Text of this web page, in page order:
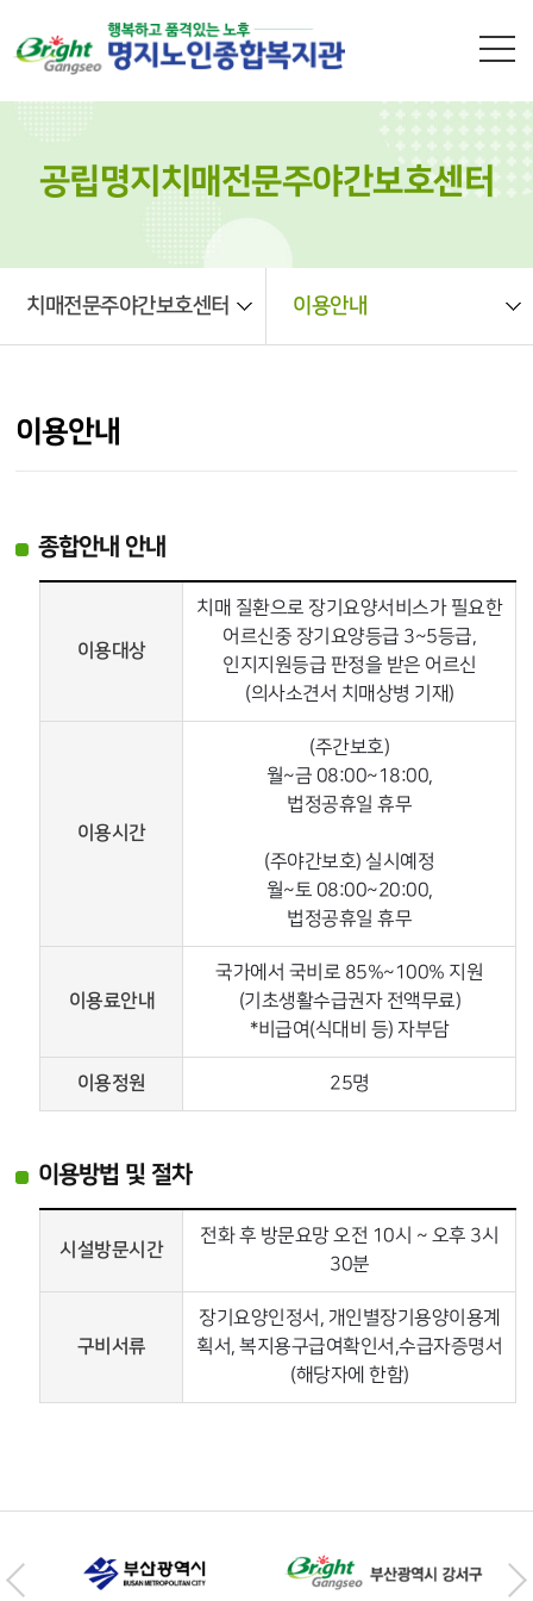
공립명지치매전문주야간보호센터
치매전문주야간보호센터 이용안내
이용안내
종합안내 안내
이용대상
치매 질환으로 장기요양서비스가 필요한
어르신중 장기요양등급 3~5등급,
인지지원등급 판정을 받은 어르신
(의사소견서 치매상병 기재)
이용시간
(주간보호)
월~금 08:00~18:00,
법정공휴일 휴무
(주야간보호) 실시예정
월~토 08:00~20:00,
법정공휴일 휴무
이용료안내
국가에서 국비로 85%~100% 지원
(기초생활수급권자 전액무료)
*비급여(식대비 등) 자부담
이용정원 25명
이용방법 및 절차
시설방문시간
전화 후 방문요망 오전 10시 ~ 오후 3시
30분
구비서류
장기요양인정서, 개인별장기용양이용계
획서, 복지용구급여확인서,수급자증명서
(해당자에 한함)